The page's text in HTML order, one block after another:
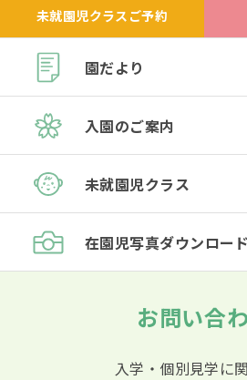
未就園児クラスご予約
園だより
入園のご案内
未就園児クラス
在園児写真ダウンロード
お問い合
入学・個別見学に関